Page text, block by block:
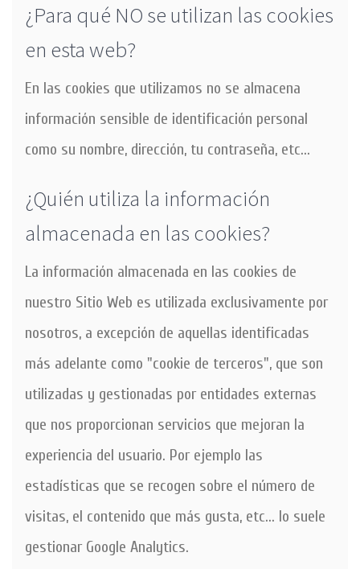
¿Para qué NO se utilizan las cookies
en esta web?
En las cookies que utilizamos no se almacena
información sensible de identificación personal
como su nombre, dirección, tu contraseña, etc...
¿Quién utiliza la información
almacenada en las cookies?
La información almacenada en las cookies de
nuestro Sitio Web es utilizada exclusivamente por
nosotros, a excepción de aquellas identificadas
más adelante como "cookie de terceros", que son
utilizadas y gestionadas por entidades externas
que nos proporcionan servicios que mejoran la
experiencia del usuario. Por ejemplo las
estadísticas que se recogen sobre el número de
visitas, el contenido que más gusta, etc... lo suele
gestionar Google Analytics.